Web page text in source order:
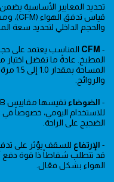
تحديد المعايير الأساسية
والحجم الداخلي لتحديد سعة
-
CFM المناسب يعتمد على
والروائح.
- الضوضاء
للاستخدام اليومي، خصوصاً في
الضجيج على الراحة.
- الإرتفاع للسقف يؤثر على
قد تتطلب شفاطاً ذا قوة
الهواء بشكل فعّال.